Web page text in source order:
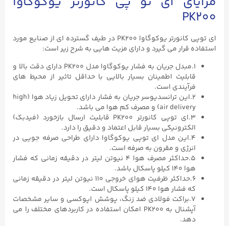
PK200
ای توپی کانورتر یوکوگاوا PK200 در طیف گسترده ای از صنایع مورد
استفاده قرار می گیرد و دارای مزیت هایی به شرح زیر است:
۱.مبدل جریان به فشار یوکوگاوا مدل PK200 دارای دقت بالا و
قابلیت اطمینان بسیار بالایی با حداقل تاثیر از محیط های
فرآیندی است.
۲.این ترانسدیوسر جریان به فشار دارای تحویل زیاد هوا (high
air delivery) و مصرف کم هوا می باشد.
۳.ای توپی کانورتر PK200 قابلیت ارسال بازخورد (فیدبک)
الکترونیکی بسیار قابل اعتماد و دقیق را دارد.
۴.این مدل ای توپی یوکوگاوا دارای طراحی صرفه جویی در
انرژی و مقرون به صرفه است.
۵.حداکثر مصرف هوا ۴ نیوتن لیتر در دقیقه زمانی که فشار
هوا ۱۴۰ کیلو پاسکال باشد.
۶.حداکثر ظرفیت هوای خروجی ۱۱۰ نیوتن لیتر در دقیقه زمانی
که فشار هوا ۱۴۰ کیلو پاسکال است.
۷.براکت فولادی ضد زنگ، پوشش اپوکسی و سایر مشخصات
آپشنال به PK200 امکان استفاده در کاربردهای مختلف را می
دهد.